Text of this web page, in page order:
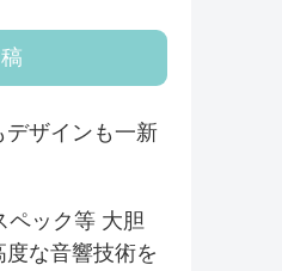
デザインも一新
ペック等 大胆
な音響技術を